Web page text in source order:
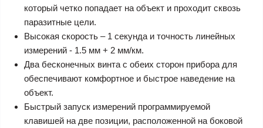
который четко попадает на объект и проходит сквозь
паразитные цели.
Высокая скорость – 1 секунда и точность линейных
измерений - 1.5 мм + 2 мм/км.
Два бесконечных винта с обеих сторон прибора для
обеспечивают комфортное и быстрое наведение на
объект.
Быстрый запуск измерений программируемой
клавишей на две позиции, расположенной на боковой